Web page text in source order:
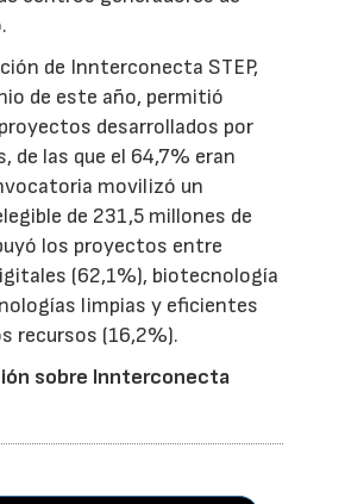
de Innterconecta STEP,
de este año, permitió
desarrollados por
de las que el 64,7% eran
movilizó un
de 231,5 millones de
los proyectos entre
(62,1%), biotecnología
limpias y eficientes
recursos (16,2%).
sobre Innterconecta